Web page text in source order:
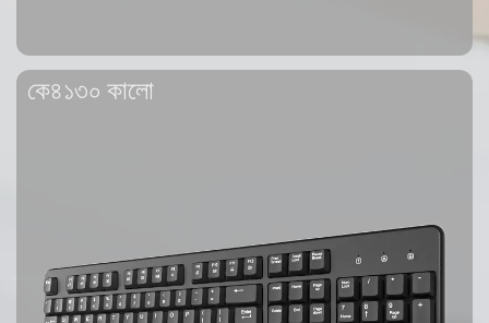
কে৪১৩০ কালো